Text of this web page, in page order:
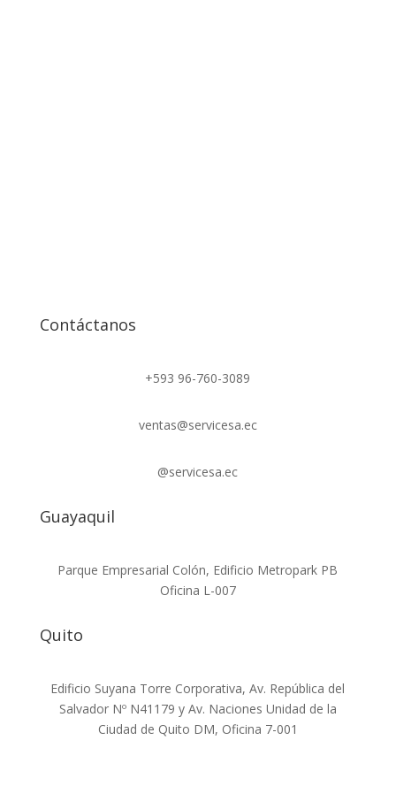
Contáctanos
+593 96-760-3089
ventas@servicesa.ec
@servicesa.ec
Guayaquil
Parque Empresarial Colón, Edificio Metropark PB
Oficina L-007
Quito
Edificio Suyana Torre Corporativa, Av. República del
Salvador Nº N41179 y Av. Naciones Unidad de la
Ciudad de Quito DM, Oficina 7-001